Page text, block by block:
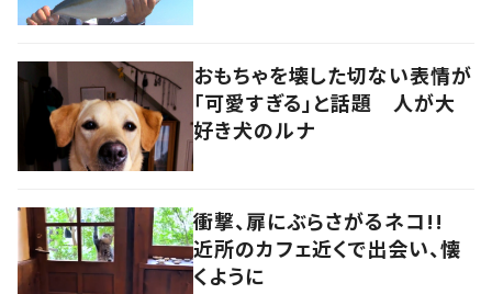
おもちゃを壊した切ない表情が
「可愛すぎる」と話題 人が大
好き犬のルナ
衝撃、扉にぶらさがるネコ!!
近所のカフェ近くで出会い、懐
くように